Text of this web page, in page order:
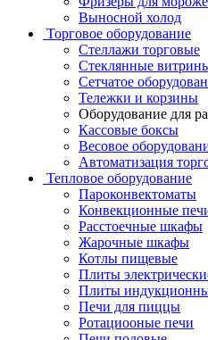
Выносной холод
Торговое оборудование
Стеллажи торговые
Стеклянные
Сетчатое
Тележки и корзины
Оборудование для
Кассовые боксы
Весовое
Автоматизация
Тепловое оборудование
Пароконвектоматы
Конвекционные
Расстоечные шкафы
Жарочные шкафы
Котлы пищевые
Плиты
Плиты
Печи для пиццы
Ротациооные печи